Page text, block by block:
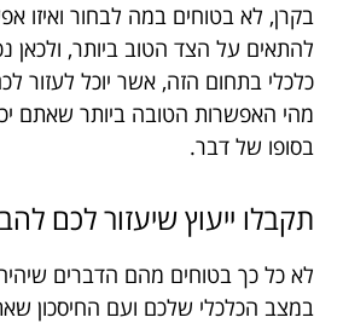
בקרן, לא בטוחים במה לבחור ואיזו
להתאים על הצד הטוב ביותר, ולכאן
כלכלי בתחום הזה, אשר יוכל לעזור
מהי האפשרות הטובה ביותר שאתם
בסופו של דבר.
תקבלו ייעוץשיעזורלכם
לא כל כך בטוחים מהם הדברים
במצב הכלכלי שלכם ועם החיסכון